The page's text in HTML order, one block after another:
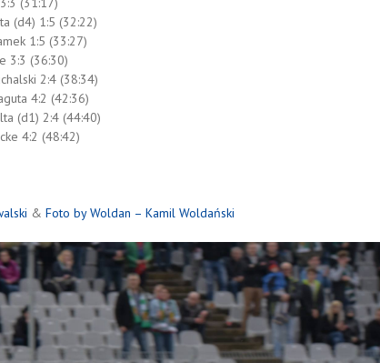
(d4) 1:5 (32:22)
1:5 (33:27)
3:3 (36:30)
2:4 (38:34)
4:2 (42:36)
(d1) 2:4 (44:40)
4:2 (48:42)
& Foto by Woldan – Kamil Woldański